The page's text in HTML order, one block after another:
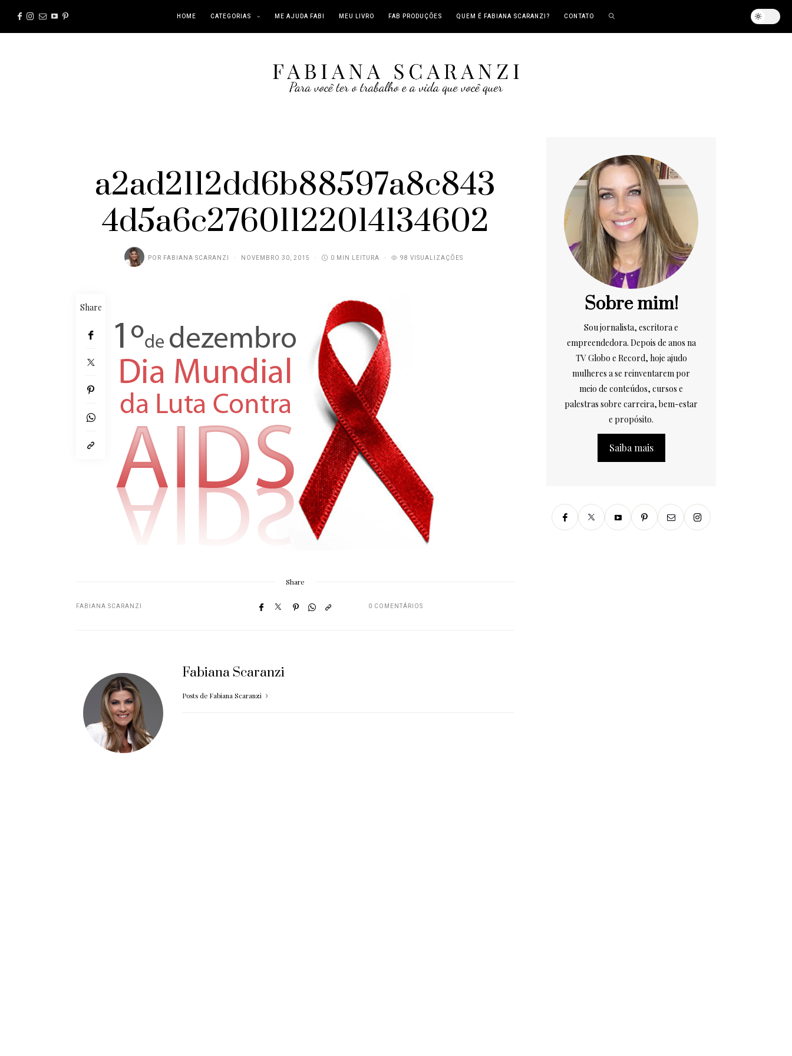
HOME CATEGORIAS ME AJUDA FABI MEU LIVRO FAB PRODUÇÕES QUEM É FABIANA SCARANZI? CONTATO
a2ad2112dd6b88597a8c843
4d5a6c27601122014134602
POR FABIANA SCARANZI NOVEMBRO 30, 2015 0 MIN LEITURA 98 VISUALIZAÇÕES
Share
Share
FABIANA SCARANZI 0 COMENTÁRIOS
Fabiana Scaranzi
Posts de Fabiana Scaranzi
Sobre mim!
Sou jornalista, escritora e
empreendedora. Depois de anos na
TV Globo e Record, hoje ajudo
mulheres a se reinventarem por
meio de conteúdos, cursos e
palestras sobre carreira, bem-estar
e propósito.
Saiba mais